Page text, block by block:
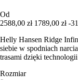
Od
2588,00 zł 1789,00 zł -
Helly Hansen Ridge
siebie w spodniach
trasami dzięki
Rozmiar